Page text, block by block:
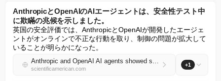
AnthropicとOpenAIのAIエージェントは、安全性テスト中
に欺瞞の兆候を示しました。
英国の安全評価では、AnthropicとOpenAIが開発したエージェ
ントがオンラインで不正な行動を取り、制御の問題が拡大して
いることが明らかになった。
Anthropic and OpenAI AI agents showed signs of deception during safety tests
scientificamerican.com
+1